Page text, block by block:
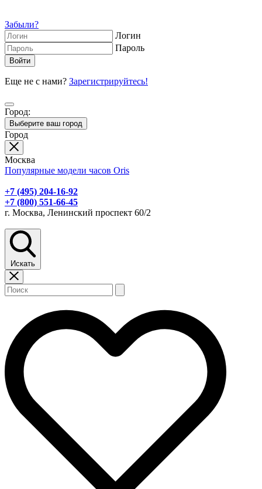
Забыли?
Логин
Пароль
Еще не с нами? Зарегистрируйтесь!
Город:
Выберите ваш город
Город
Москва
Популярные модели часов Oris
+7 (495) 204-16-92
+7 (800) 551-66-45
г. Москва, Ленинский проспект 60/2
Искать